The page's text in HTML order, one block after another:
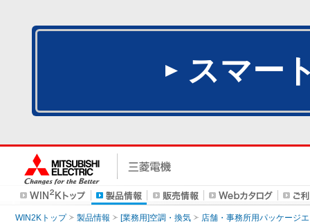
スマー
WIN2Kトップ 製品情報 [業務用]空調・換気 店舗・事務所用パッケージ